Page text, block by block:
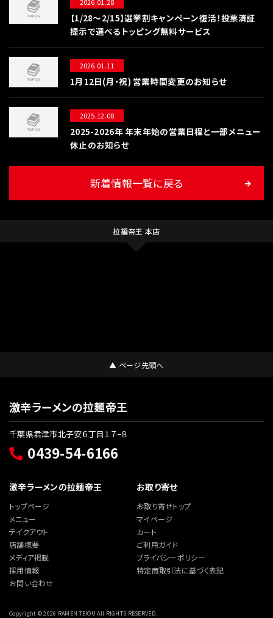
【1/28〜2/15】選挙割キャンペーン復活！投票済証
提示で選べるトッピング無料サービス
2026.01.11
1月12日(月・祝) 営業時間変更のお知らせ
2025.12.08
2025-2026年 年末年始の営業日程と一部メニュー
休止のお知らせ
新着情報一覧に戻る
拉麺帝王 本店
▲ ページ先頭へ
激辛ラーメンの拉麺帝王
千葉県君津市北子安６丁目１７−８
0439-54-6166
激辛ラーメンの拉麺帝王
トップページ
メニュー
テイクアウト
店舗概要
メディア掲載
採用情報
お問い合わせ
お取り寄せ
お取り寄せトップ
マイページ
カート
ご利用ガイド
プライバシーポリシー
特定商取引法に基づく表記
Copyright © 2026 RAMEN TEIOU All RIGHTS RESERVED.